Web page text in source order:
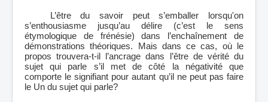
L’être du savoir peut s’emballer lorsqu'on
s’enthousiasme jusqu’au délire (c’est le sens
étymologique de frénésie) dans l’enchaînement de
démonstrations théoriques. Mais dans ce cas, où le
propos trouvera-t-il l’ancrage dans l’être de vérité du
sujet qui parle s’il met de côté la négativité que
comporte le signifiant pour autant qu’il ne peut pas faire
le Un du sujet qui parle?